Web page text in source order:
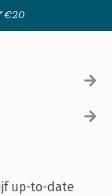
€20
up-to-date